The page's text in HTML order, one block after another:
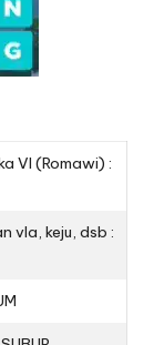
VI (Romawi) :
vla, keju, dsb :